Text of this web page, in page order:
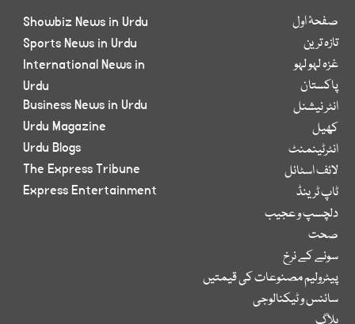
صفحۂ اول
تازہ ترین
غزہ لہو لہو
پاکستان
انٹر نیشنل
کھیل
انٹرٹینمنٹ
لائف اسٹائل
ٹاپ ٹرینڈ
دلچسپ و عجیب
صحت
سونے کے نرخ
پیٹرولیم مصنوعات کی قیمتیں
سائنس و ٹیکنالوجی
Showbiz News in Urdu
Sports News in Urdu
International News in
Urdu
Business News in Urdu
Urdu Magazine
Urdu Blogs
The Express Tribune
Express Entertainment